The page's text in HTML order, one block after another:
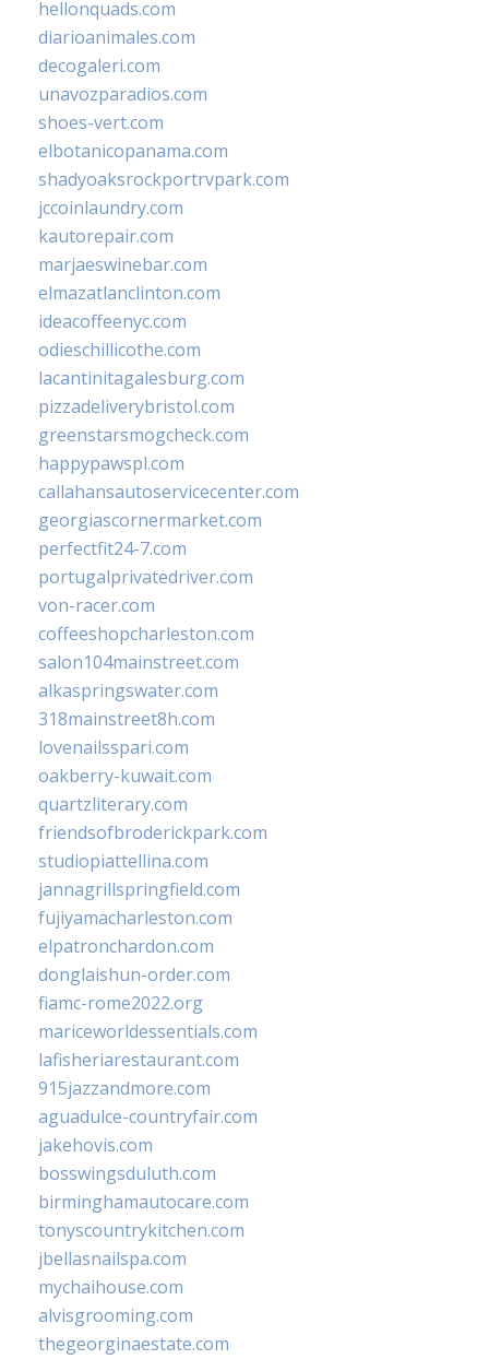
hellonquads.com
diarioanimales.com
decogaleri.com
unavozparadios.com
shoes-vert.com
elbotanicopanama.com
shadyoaksrockportrvpark.com
jccoinlaundry.com
kautorepair.com
marjaeswinebar.com
elmazatlanclinton.com
ideacoffeenyc.com
odieschillicothe.com
lacantinitagalesburg.com
pizzadeliverybristol.com
greenstarsmogcheck.com
happypawspl.com
callahansautoservicecenter.com
georgiascornermarket.com
perfectfit24-7.com
portugalprivatedriver.com
von-racer.com
coffeeshopcharleston.com
salon104mainstreet.com
alkaspringswater.com
318mainstreet8h.com
lovenailsspari.com
oakberry-kuwait.com
quartzliterary.com
friendsofbroderickpark.com
studiopiattellina.com
jannagrillspringfield.com
fujiyamacharleston.com
elpatronchardon.com
donglaishun-order.com
fiamc-rome2022.org
mariceworldessentials.com
lafisheriarestaurant.com
915jazzandmore.com
aguadulce-countryfair.com
jakehovis.com
bosswingsduluth.com
birminghamautocare.com
tonyscountrykitchen.com
jbellasnailspa.com
mychaihouse.com
alvisgrooming.com
thegeorginaestate.com